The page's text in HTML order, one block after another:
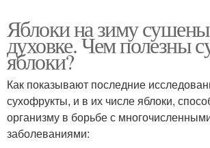
Яблоки на зиму
духовке. Чем полезны
яблоки?
Как показывают последние
сухофрукты, и в их числе яблоки,
организму в борьбе с
заболеваниями: